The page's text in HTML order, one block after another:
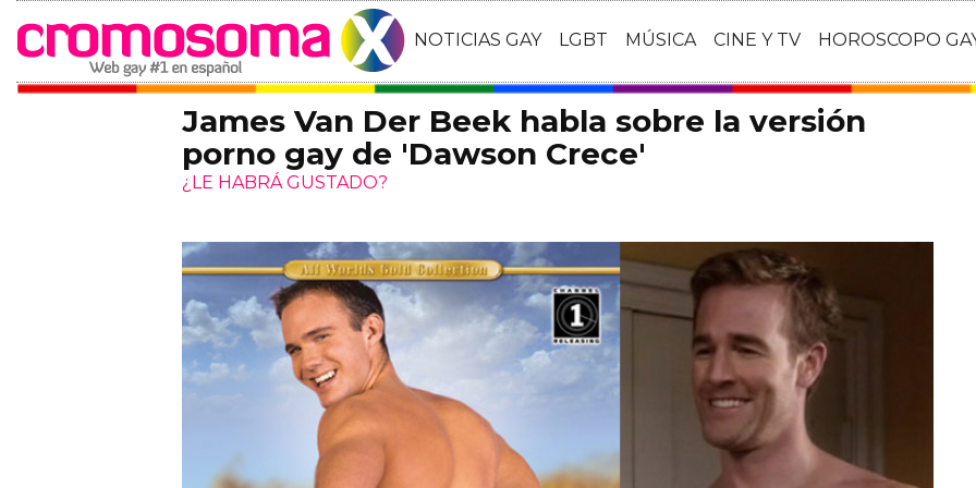
NOTICIAS GAY LGBT MÚSICA CINE Y TV HOROSCOPO
James Van Der Beek habla sobre la versión
porno gay de 'Dawson Crece'
¿LE HABRÁ GUSTADO?